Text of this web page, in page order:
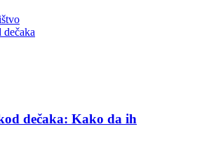
dečaka: Kako da ih